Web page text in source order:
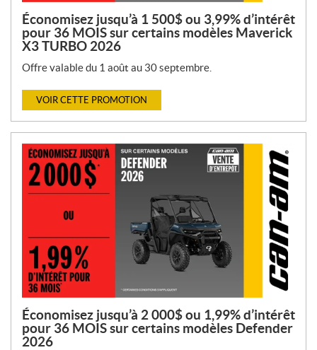
Économisez jusqu’à 1 500$ ou 3,99% d’intérêt
pour 36 MOIS sur certains modèles Maverick
X3 TURBO 2026
Offre valable du 1 août au 30 septembre.
VOIR CETTE PROMOTION
Économisez jusqu’à 2 000$ ou 1,99% d’intérêt
pour 36 MOIS sur certains modèles Defender
2026